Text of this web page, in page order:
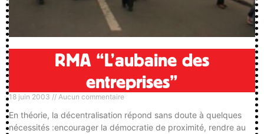
RMA “L’aubaine des
entreprises”
18 juin 2003 Aucun commentaire
En théorie, la décentralisation répond sans doute à quelques
nécessités :encourager la démocratie de proximité, rendre au